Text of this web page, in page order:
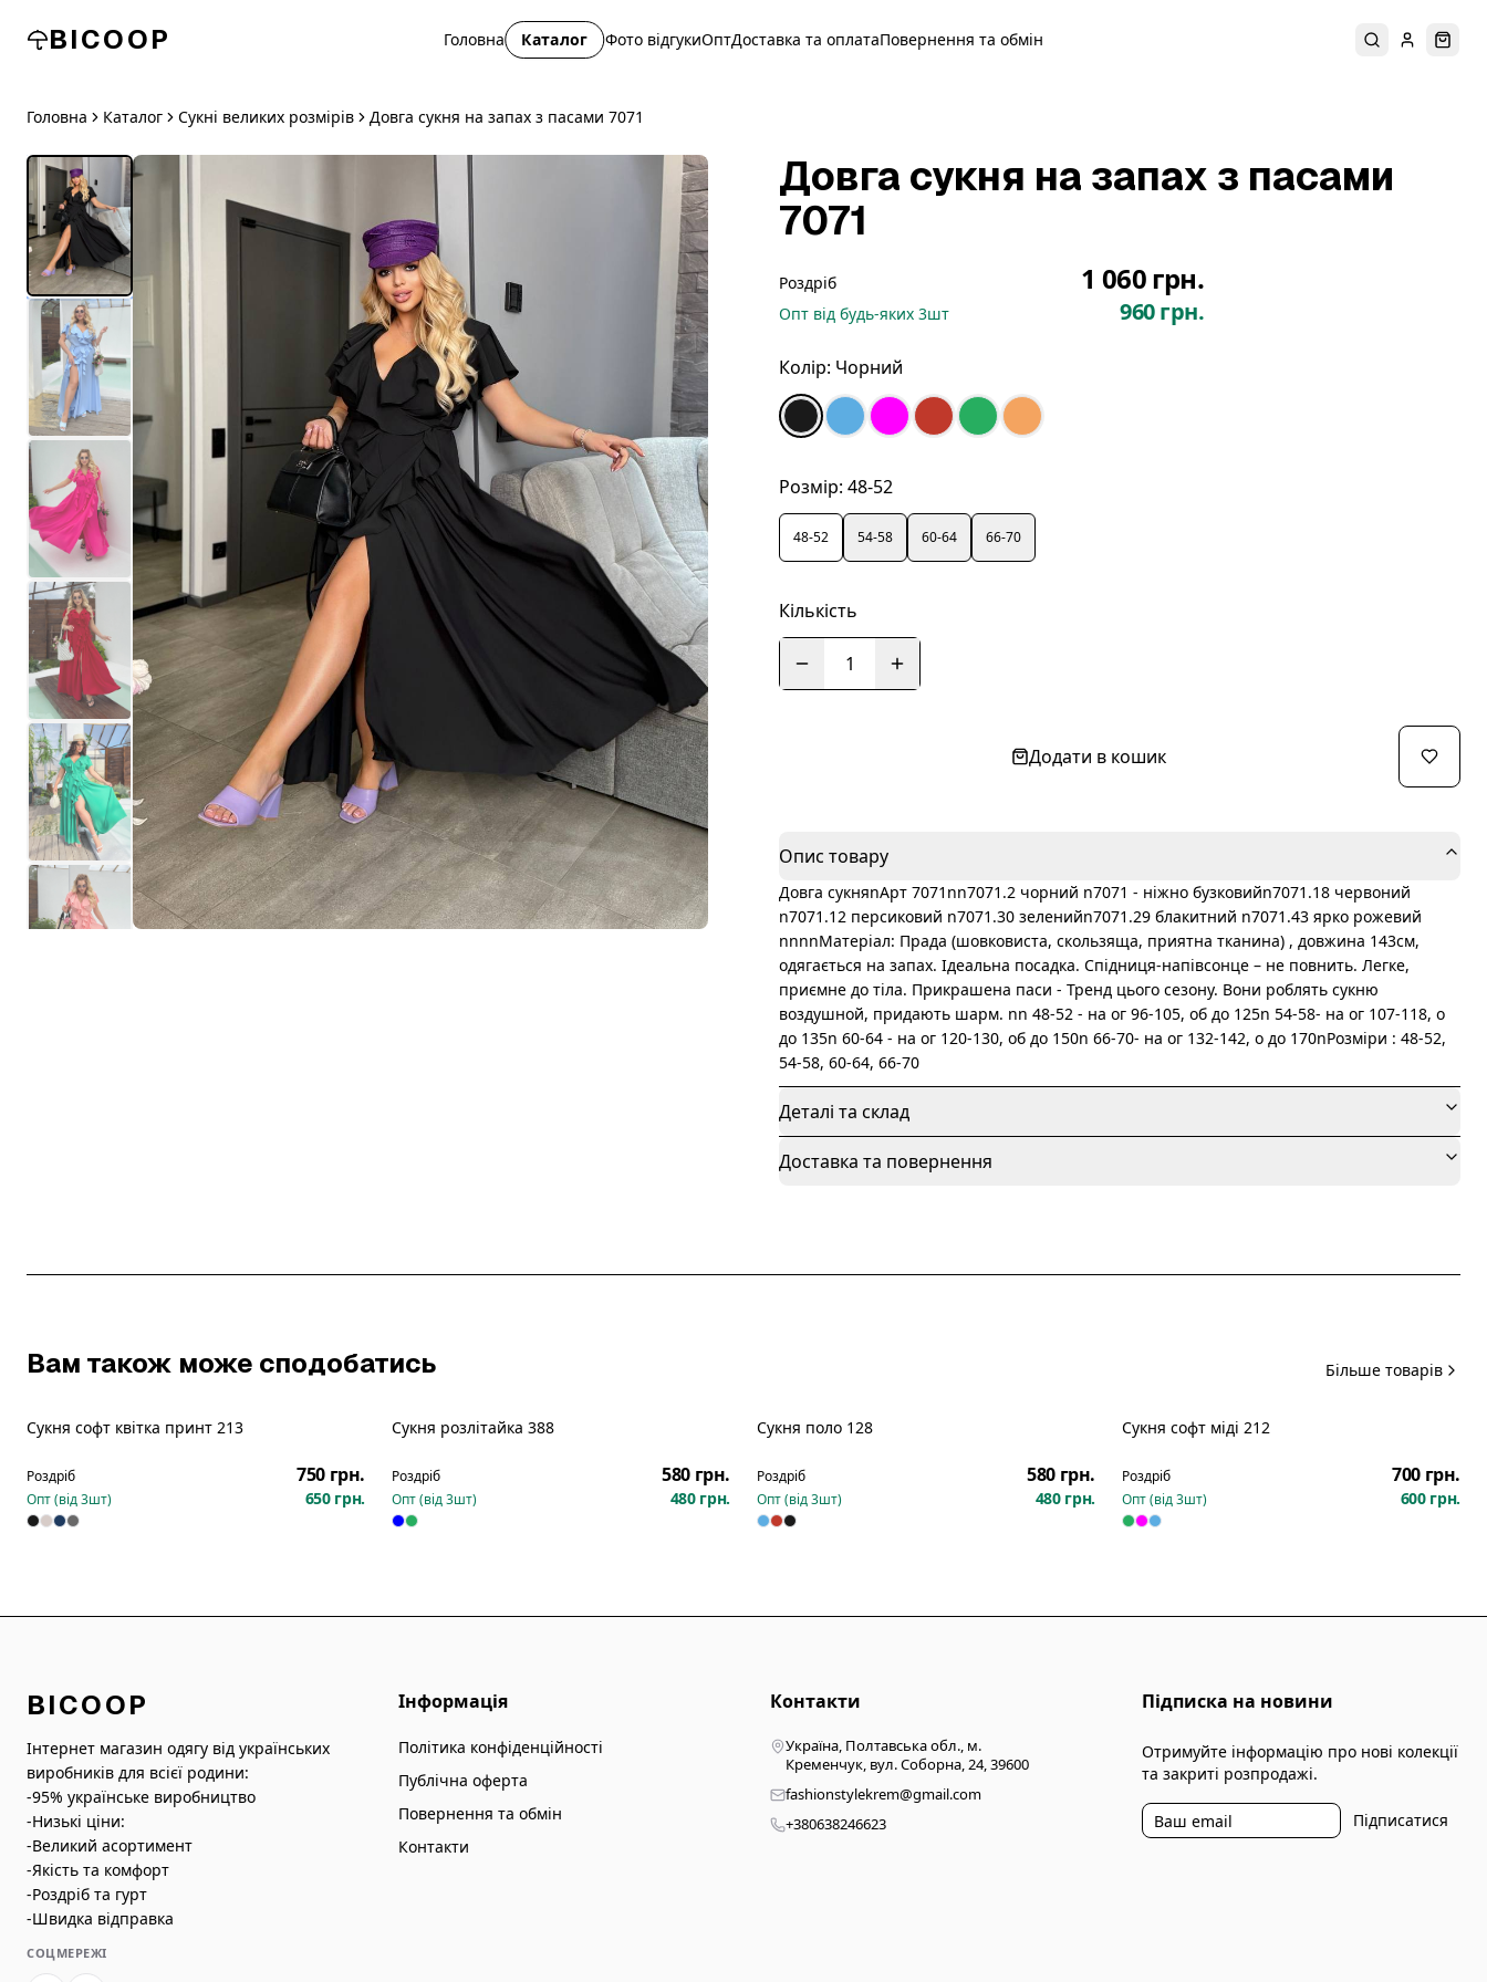
BICOOP Головна Каталог Фото відгукиОптДоставка та оплатаПовернення та обмін ПошукУвійти
Головна Каталог Сукні великих розмірів Довга сукня на запах з пасами 7071
Довга сукня на запах з пасами
7071
Роздріб 1 060 грн.
Опт від будь-яких 3шт 960 грн.
Колір: Чорний
Розмір: 48-52
48-52 54-58 60-64 66-70
Кількість
1
Додати в кошик
Опис товару
Довга сукняnАрт 7071nn7071.2 чорний n7071 - ніжно бузковийn7071.18 червоний
n7071.12 персиковий n7071.30 зеленийn7071.29 блакитний n7071.43 ярко рожевий
nnnnМатеріал: Прада (шовковиста, скользяща, приятна тканина) , довжина 143см,
одягається на запах. Ідеальна посадка. Спідниця-напівсонце – не повнить. Легке,
приємне до тіла. Прикрашена паси - Тренд цього сезону. Вони роблять сукню
воздушной, придають шарм. nn 48-52 - на ог 96-105, об до 125n 54-58- на ог 107-118, о
до 135n 60-64 - на ог 120-130, об до 150n 66-70- на ог 132-142, о до 170nРозміри : 48-52,
54-58, 60-64, 66-70
Деталі та склад
Доставка та повернення
Вам також може сподобатись Більше товарів
Новинка
Сукня софт квітка принт 213
Роздріб 750 грн.
Опт (від3шт) 650 грн.
Новинка
Сукня розлітайка 388
Роздріб 580 грн.
Опт (від3шт) 480 грн.
Сукня поло 128
Роздріб 580 грн.
Опт (від3шт) 480 грн.
Новинка
Сукня софт міді 212
Роздріб 700 грн.
Опт (від3шт) 600 грн.
BICOOP
Інтернет магазин одягу від українських
виробників для всієї родини:
-95% українське виробництво
-Низькі ціни:
-Великий асортимент
-Якість та комфорт
-Роздріб та гурт
-Швидка відправка
СОЦМЕРЕЖІ
Інформація
Політика конфіденційності
Публічна оферта
Повернення та обмін
Контакти
Контакти
Україна, Полтавська обл., м.
Кременчук, вул. Соборна, 24, 39600
fashionstylekrem@gmail.com
+380638246623
Підписка на новини
Отримуйте інформацію про нові колекції
та закриті розпродажі.
Підписатися